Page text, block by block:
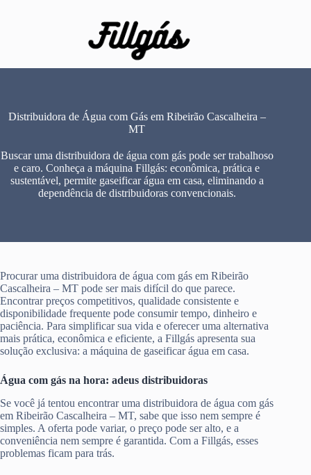
Distribuidora de Água com Gás em Ribeirão Cascalheira –
MT
Buscar uma distribuidora de água com gás pode ser trabalhoso
e caro. Conheça a máquina Fillgás: econômica, prática e
sustentável, permite gaseificar água em casa, eliminando a
dependência de distribuidoras convencionais.
Procurar uma distribuidora de água com gás em Ribeirão
Cascalheira – MT pode ser mais difícil do que parece.
Encontrar preços competitivos, qualidade consistente e
disponibilidade frequente pode consumir tempo, dinheiro e
paciência. Para simplificar sua vida e oferecer uma alternativa
mais prática, econômica e eficiente, a Fillgás apresenta sua
solução exclusiva: a máquina de gaseificar água em casa.
Água com gás na hora: adeus distribuidoras
Se você já tentou encontrar uma distribuidora de água com gás
em Ribeirão Cascalheira – MT, sabe que isso nem sempre é
simples. A oferta pode variar, o preço pode ser alto, e a
conveniência nem sempre é garantida. Com a Fillgás, esses
problemas ficam para trás.